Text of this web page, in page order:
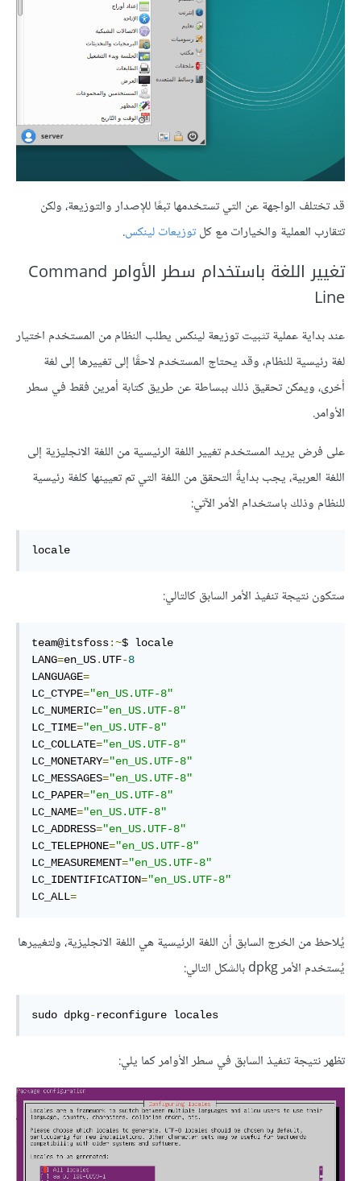
قد تختلف الواجهة عن التي تستخدمها تبعًا للإصدار والتوزيعة، ولكن
تتقارب العملية والخيارات مع كلتوزيعات لينكس.
تغيير اللغة باستخدام سطر الأوامر Command
Line
عند بداية عملية تثبيت توزيعة لينكس يطلب النظام من المستخدم اختيار
لغة رئيسية للنظام، وقد يحتاج المستخدم لاحقًا إلى تغييرها إلى لغة
أخرى، ويمكن تحقيق ذلك ببساطة عن طريق كتابة أمرين فقط في سطر
الأوامر.
على فرض يريد المستخدم تغيير اللغة الرئيسية من اللغة الانجليزية إلى
اللغة العربية، يجب بدايةً التحقق من اللغة التي تم تعيينها كلغة رئيسية
للنظام وذلك باستخدام الأمر الآتي:
locale
ستكون نتيجة تنفيذ الأمر السابق كالتالي:
team@itsfoss:~$ locale
LANG=en_US. UTF-8
LANGUAGE=
LC_CTYPE="en_US.UTF-8"
LC_NUMERIC="en_US.UTF-8"
LC_TIME="en_US.UTF-8"
LC_COLLATE="en_US.UTF-8"
LC_MONETARY="en_US.UTF-8"
LC_MESSAGES="en_US.UTF-8"
LC_PAPER="en_US.UTF-8"
LC_NAME="en_US.UTF-8"
LC_ADDRESS="en_US.UTF-8"
LC_TELEPHONE="en_US.UTF-8"
LC_MEASUREMENT="en_US.UTF-8"
LC_IDENTIFICATION="en_US.UTF-8"
LC_ALL=
يُلاحظ من الخرج السابق أن اللغة الرئيسية هي اللغة الانجليزية، ولتغييرها
يُستخدم الأمر dpkg بالشكل التالي:
sudo dpkg-reconfigure locales
تظهر نتيجة تنفيذ السابق في سطر الأوامر كما يلي: